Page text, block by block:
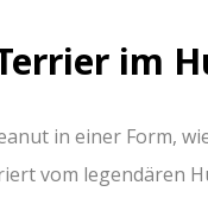
im
in einer Form,
vom legendären